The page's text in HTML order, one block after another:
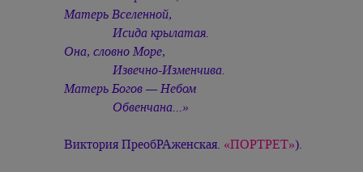
Матерь Вселенной,
Исида крылатая.
Она, словно Море,
Извечно-Изменчива.
Матерь Богов — Небом
Обвенчана...»
Виктория ПреобРАженская. «ПОРТРЕТ»).